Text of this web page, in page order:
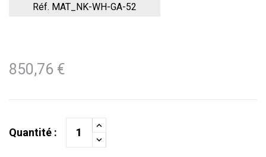
Réf. MAT_NK-WH-GA-52
850,76 €
Quantité :